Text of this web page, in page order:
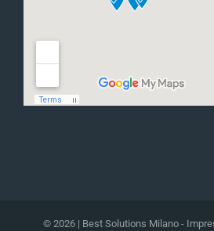
© 2026 | Best Solutions Milano -